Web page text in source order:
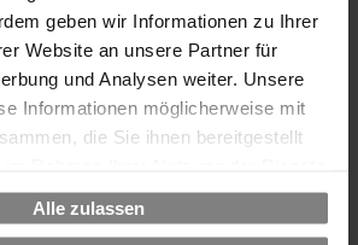
geben wir Informationen zu Ihrer
Website an unsere Partner für
und Analysen weiter. Unsere
Informationen möglicherweise mit
die Sie ihnen bereitgestellt
Alle zulassen
München